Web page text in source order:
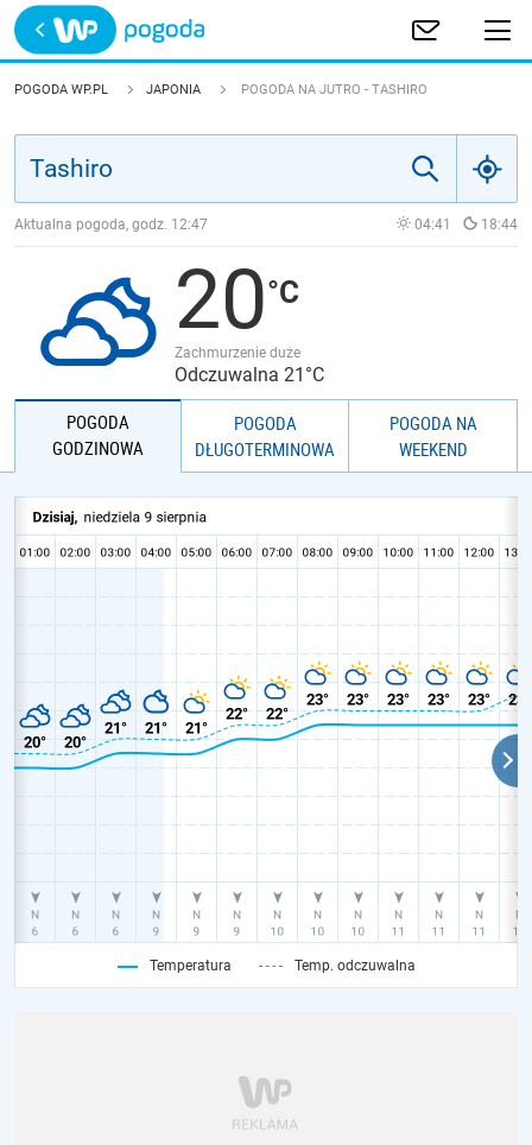
Trwa ładowanie
POLSKA
POGODA WP.PL JAPONIA POGODA NA JUTRO - TASHIRO
Aktualna pogoda, godz. 12:47 04:41 18:44
20
Zachmurzenie duże
Odczuwalna 21°C
POGODA
GODZINOWA
POGODA
DŁUGOTERMINOWA
POGODA NA
WEEKEND
Temperatura Temp. odczuwalna